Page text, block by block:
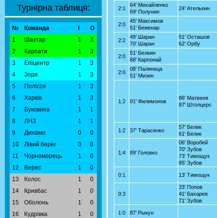
Турнірна таблиця:
№ Команда
О
1
Шахтар 1
3
2
Карпати 1
3
3
Епіцентр 1
3
4
Зоря 1
3
5
Полісся 1
3
6
Харків 1
3
7
Буковина 1
1
8
ЛНЗ 1
1
9
Динамо 0
0
10
Лівий берег 0
0
11
Чорноморець 1
0
12
Верес 1
0
13
Колос 1
0
14
Кривбас 1
0
15
Оболонь 1
0
16
Кудрівка 1 0
2:1
64' Михайленко
69' Полунин
24' Ателькин
2:0
45' Максимов
51' Беженар
2:2
49' Шаран
70' Шаран
51' Осташов
62' Орбу
2:0
51' Белкин
68' Карпонай
2:0
08' Паляница
51' Мизин
1:2 01' Филимонов
86' Матвеев
87' Штолцерс
1:2 37' Тарасенко
57' Белик
61' Белик
1:4 89' Головко
06' Воробей
70' Зубов
73' Тимощук
85' Зубов
0:1 13' Тимощук
0:3
33' Попов
41' Бахарев
71' Зубов
1:0 87' Рыкун